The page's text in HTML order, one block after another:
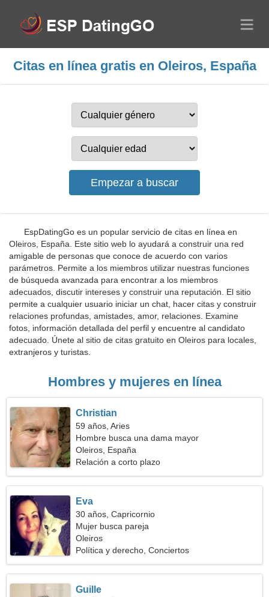
Citas en línea gratis en Oleiros, España
EspDatingGo es un popular servicio de citas en línea en
Oleiros, España. Este sitio web lo ayudará a construir una red
amigable de personas que conoce de acuerdo con varios
parámetros. Permite a los miembros utilizar nuestras funciones
de búsqueda avanzada para encontrar a los miembros
adecuados, discutir intereses y construir una reputación. El sitio
permite a cualquier usuario iniciar un chat, hacer citas y construir
relaciones profundas, amistades, amor, relaciones. Examine
fotos, información detallada del perfil y encuentre al candidato
adecuado. Únete al sitio de citas gratuito en Oleiros para locales,
extranjeros y turistas.
Hombres y mujeres en línea
Christian
59 años, Aries
Hombre busca una dama mayor
Oleiros, España
Relación a corto plazo
Eva
30 años, Capricornio
Mujer busca pareja
Oleiros
Política y derecho, Conciertos
Guille